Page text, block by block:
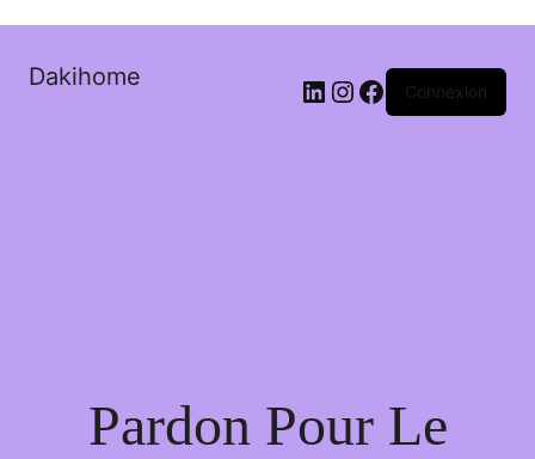
Dakihome Connexion
Pardon Pour Le